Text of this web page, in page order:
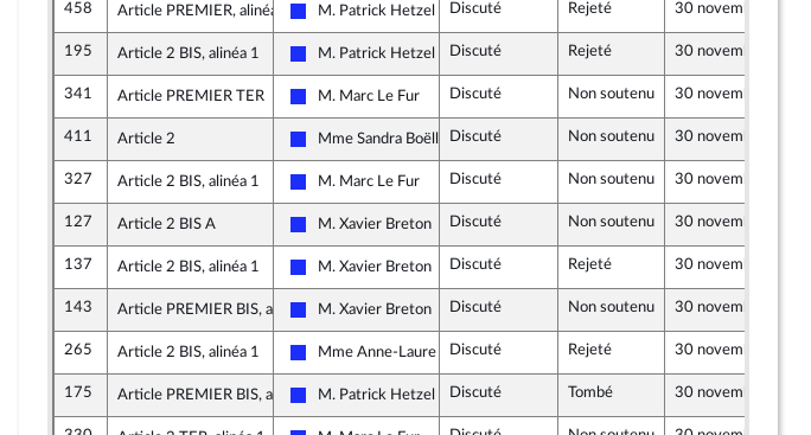
458 Article PREMIER, alinéa 2
Les Républicains
M. Patrick Hetzel Discuté Rejeté 30 novembre 2021
195 Article 2 BIS, alinéa 1
Les Républicains
M. Patrick Hetzel Discuté Rejeté 30 novembre 2021
341 Article PREMIER TER
Les Républicains
M. Marc Le Fur Discuté Non soutenu 30 novembre 2021
411 Article 2
Les Républicains
Mme Sandra Boëlle Discuté Non soutenu 30 novembre 2021
327 Article 2 BIS, alinéa 1
Les Républicains
M. Marc Le Fur Discuté Non soutenu 30 novembre 2021
127 Article 2 BIS A
Les Républicains
M. Xavier Breton Discuté Non soutenu 30 novembre 2021
137 Article 2 BIS, alinéa 1
Les Républicains
M. Xavier Breton Discuté Rejeté 30 novembre 2021
143 Article PREMIER BIS, alinéa 2
Les Républicains
M. Xavier Breton Discuté Non soutenu 30 novembre 2021
265 Article 2 BIS, alinéa 1
Les Républicains
Mme Anne-Laure BlinDiscuté Rejeté 30 novembre 2021
175 Article PREMIER BIS, alinéa 4
Les Républicains
M. Patrick Hetzel Discuté Tombé 30 novembre 2021